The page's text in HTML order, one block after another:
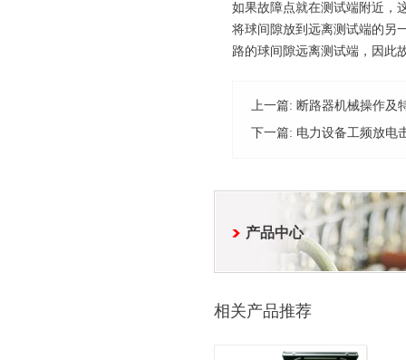
如果故障点就在测试端附近，
将球间隙放到远离测试端的另
路的球间隙远离测试端，因此
上一篇: 断路器机械操作及
下一篇: 电力设备工频放电
产品中心
相关产品推荐